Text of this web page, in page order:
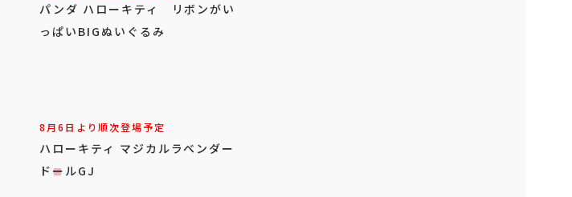
パンダ ハローキティ リボンがい
っぱいBIGぬいぐるみ
8月6日より順次登場予定
ハローキティ マジカルラベンダー
ドールGJ